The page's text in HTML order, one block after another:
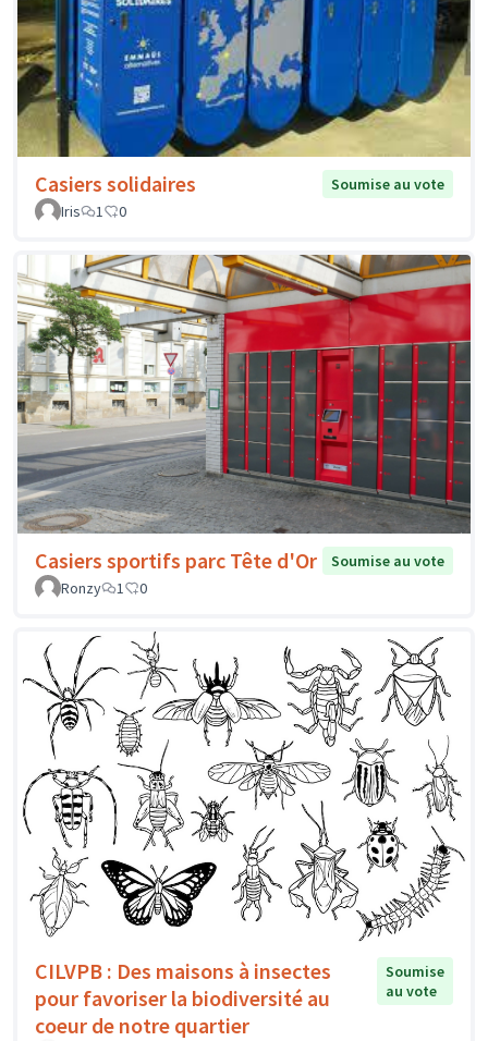
Casiers solidaires
Soumise au vote
Iris
1 0
Casiers sportifs parc Tête d'Or
Soumise au vote
Ronzy
1 0
CILVPB : Des maisons à insectes
pour favoriser la biodiversité au
coeur de notre quartier
Soumise
au vote